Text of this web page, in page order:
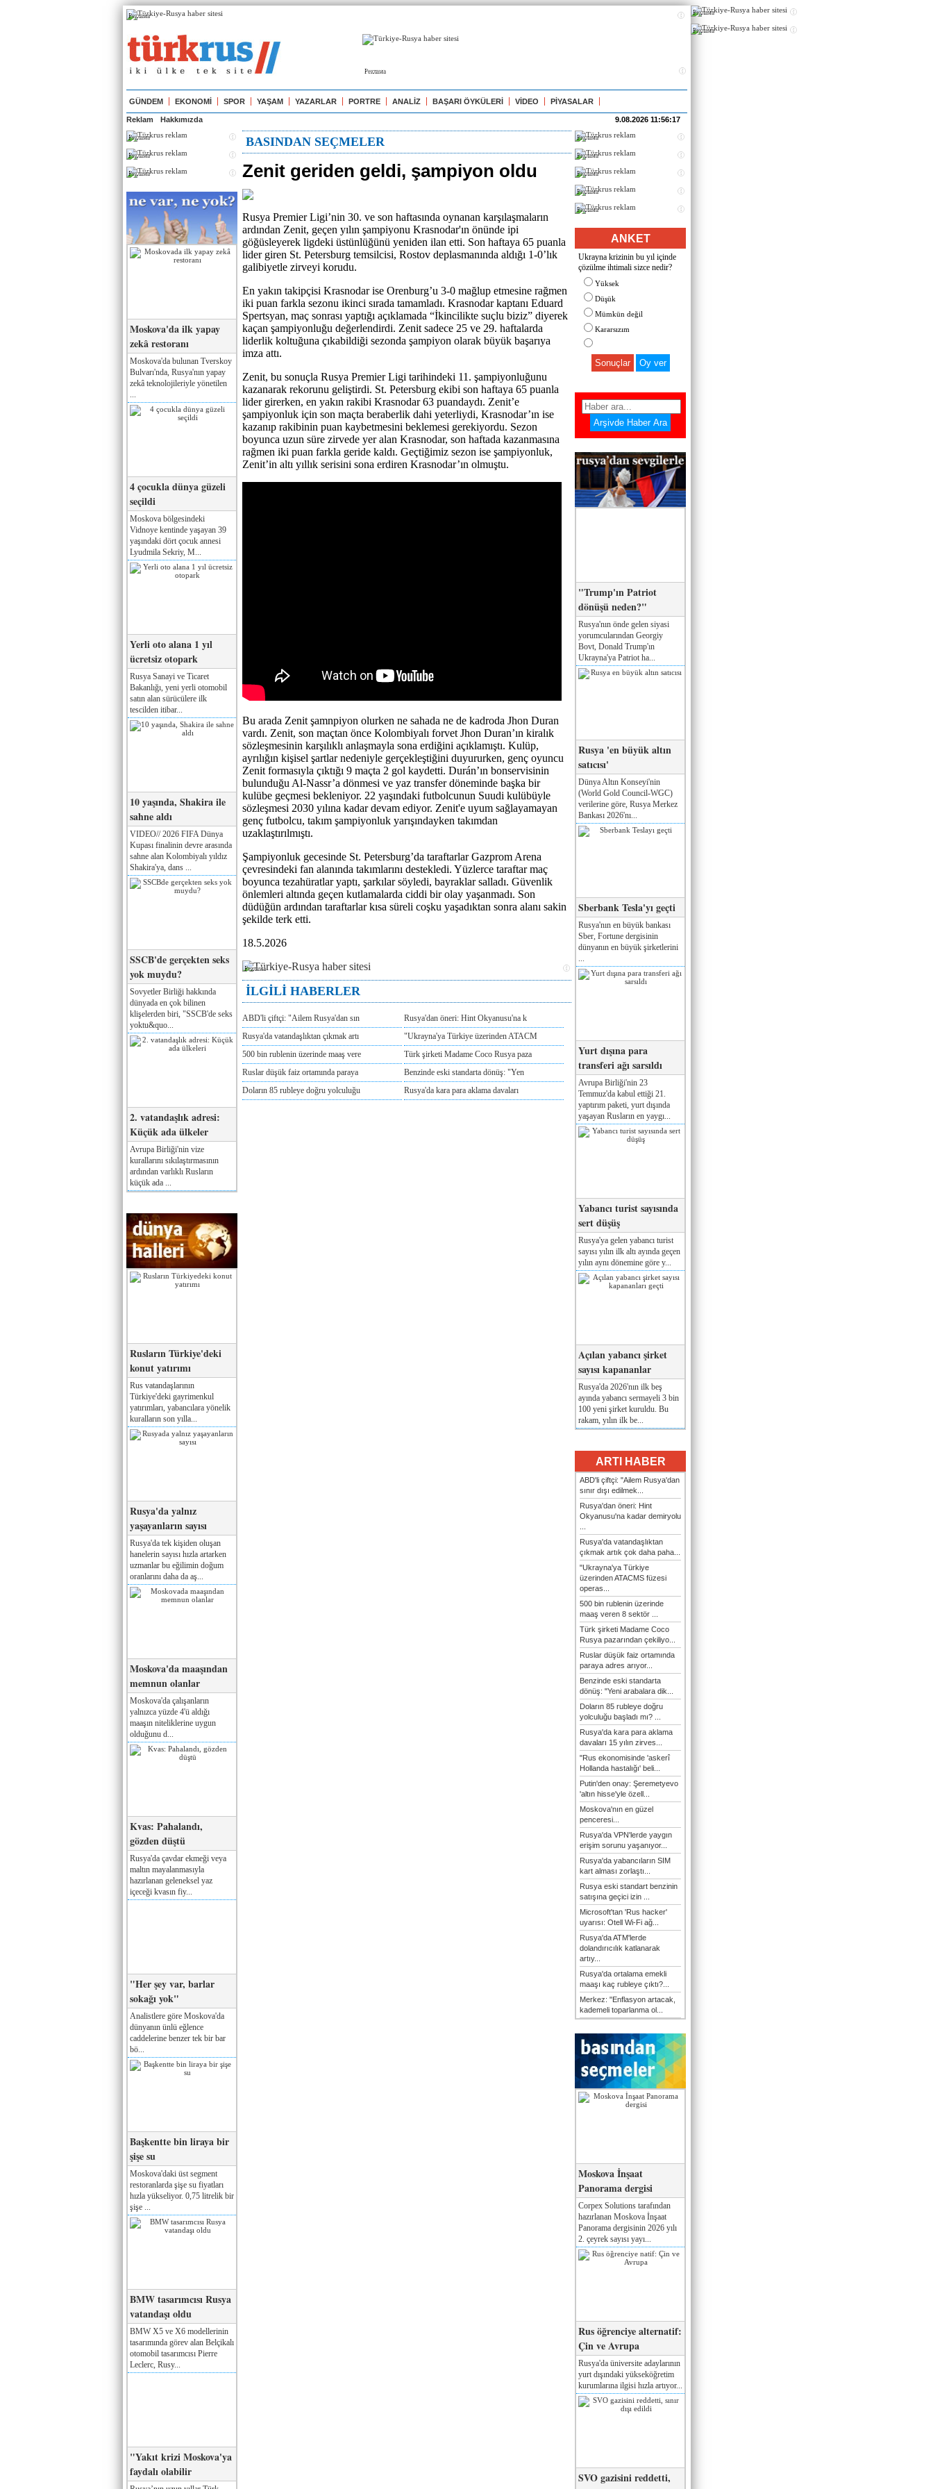
Реклама
Реклама
GÜNDEM EKONOMİ SPOR YAŞAM YAZARLAR PORTRE ANALİZ BAŞARI ÖYKÜLERİ VİDEO PİYASALAR
Reklam Hakkımızda 9.08.2026 11:56:17
Реклама
Реклама
Реклама
Moskova'da ilk yapay
zekâ restoranı
Moskova'da bulunan Tverskoy
Bulvarı'nda, Rusya'nın yapay
zekâ teknolojileriyle yönetilen
4 çocukla dünya güzeli
seçildi
Moskova bölgesindeki
Vidnoye kentinde yaşayan 39
yaşındaki dört çocuk annesi
Lyudmila Sekriy, M...
Yerli oto alana 1 yıl
ücretsiz otopark
Rusya Sanayi ve Ticaret
Bakanlığı, yeni yerli otomobil
satın alan sürücülere ilk
tescilden itibar...
10 yaşında, Shakira ile
sahne aldı
VIDEO// 2026 FIFA Dünya
Kupası finalinin devre arasında
sahne alan Kolombiyalı yıldız
Shakira'ya, dans ...
SSCB'de gerçekten seks
yok muydu?
Sovyetler Birliği hakkında
dünyada en çok bilinen
klişelerden biri, "SSCB'de seks
yoktu&quo...
2. vatandaşlık adresi:
Küçük ada ülkeler
Avrupa Birliği'nin vize
kurallarını sıkılaştırmasının
ardından varlıklı Rusların
küçük ada ...
Rusların Türkiye'deki
konut yatırımı
Rus vatandaşlarının
Türkiye'deki gayrimenkul
yatırımları, yabancılara yönelik
kuralların son yılla...
Rusya'da yalnız
yaşayanların sayısı
Rusya'da tek kişiden oluşan
hanelerin sayısı hızla artarken
uzmanlar bu eğilimin doğum
oranlarını daha da aş...
Moskova'da maaşından
memnun olanlar
Moskova'da çalışanların
yalnızca yüzde 4'ü aldığı
maaşın niteliklerine uygun
olduğunu d...
Kvas: Pahalandı,
gözden düştü
Rusya'da çavdar ekmeği veya
maltın mayalanmasıyla
hazırlanan geleneksel yaz
içeceği kvasın fiy...
"Her şey var, barlar
sokağı yok"
Analistlere göre Moskova'da
dünyanın ünlü eğlence
caddelerine benzer tek bir bar
bö...
Başkentte bin liraya bir
şişe su
Moskova'daki üst segment
restoranlarda şişe su fiyatları
hızla yükseliyor. 0,75 litrelik bir
şişe ...
BMW tasarımcısı Rusya
vatandaşı oldu
BMW X5 ve X6 modellerinin
tasarımında görev alan Belçikalı
otomobil tasarımcısı Pierre
Leclerc, Rusy...
"Yakıt krizi Moskova'ya
faydalı olabilir
BASINDAN SEÇMELER
Zenit geriden geldi, şampiyon oldu
Rusya Premier Ligi’nin 30. ve son haftasında oynanan karşılaşmaların
ardından Zenit, geçen yılın şampiyonu Krasnodar'ın önünde ipi
göğüsleyerek ligdeki üstünlüğünü yeniden ilan etti. Son haftaya 65 puanla
lider giren St. Petersburg temsilcisi, Rostov deplasmanında aldığı 1-0’lık
galibiyetle zirveyi korudu.
En yakın takipçisi Krasnodar ise Orenburg’u 3-0 mağlup etmesine rağmen
iki puan farkla sezonu ikinci sırada tamamladı. Krasnodar kaptanı Eduard
Spertsyan, maç sonrası yaptığı açıklamada “İkincilikte suçlu biziz” diyerek
kaçan şampiyonluğu değerlendirdi. Zenit sadece 25 ve 29. haftalarda
liderlik koltuğuna çıkabildiği sezonda şampiyon olarak büyük başarıya
imza attı.
Zenit, bu sonuçla Rusya Premier Ligi tarihindeki 11. şampiyonluğunu
kazanarak rekorunu geliştirdi. St. Petersburg ekibi son haftaya 65 puanla
lider girerken, en yakın rakibi Krasnodar 63 puandaydı. Zenit’e
şampiyonluk için son maçta beraberlik dahi yeterliydi, Krasnodar’ın ise
kazanıp rakibinin puan kaybetmesini beklemesi gerekiyordu. Sezon
boyunca uzun süre zirvede yer alan Krasnodar, son haftada kazanmasına
rağmen iki puan farkla geride kaldı. Geçtiğimiz sezon ise şampiyonluk,
Zenit’in altı yıllık serisini sona erdiren Krasnodar’ın olmuştu.
Bu arada Zenit şamnpiyon olurken ne sahada ne de kadroda Jhon Duran
vardı. Zenit, son maçtan önce Kolombiyalı forvet Jhon Duran’ın kiralık
sözleşmesinin karşılıklı anlaşmayla sona erdiğini açıklamıştı. Kulüp,
ayrılığın kişisel şartlar nedeniyle gerçekleştiğini duyururken, genç oyuncu
Zenit formasıyla çıktığı 9 maçta 2 gol kaydetti. Durán’ın bonservisinin
bulunduğu Al-Nassr’a dönmesi ve yaz transfer döneminde başka bir
kulübe geçmesi bekleniyor. 22 yaşındaki futbolcunun Suudi kulübüyle
sözleşmesi 2030 yılına kadar devam ediyor. Zenit'e uyum sağlayamayan
genç futbolcu, takım şampiyonluk yarışındayken takımdan
uzaklaştırılmıştı.
Şampiyonluk gecesinde St. Petersburg’da taraftarlar Gazprom Arena
çevresindeki fan alanında takımlarını destekledi. Yüzlerce taraftar maç
boyunca tezahüratlar yaptı, şarkılar söyledi, bayraklar salladı. Güvenlik
önlemleri altında geçen kutlamalarda ciddi bir olay yaşanmadı. Son
düdüğün ardından taraftarlar kısa süreli coşku yaşadıktan sonra alanı sakin
şekilde terk etti.
18.5.2026
Реклама
İLGİLİ HABERLER
ABD'li çiftçi: "Ailem Rusya'dan sın
Rusya'dan öneri: Hint Okyanusu'na k
Rusya'da vatandaşlıktan çıkmak artı
"Ukrayna'ya Türkiye üzerinden ATACM
500 bin rublenin üzerinde maaş vere
Türk şirketi Madame Coco Rusya paza
Ruslar düşük faiz ortamında paraya
Benzinde eski standarta dönüş: "Yen
Doların 85 rubleye doğru yolculuğu
Rusya'da kara para aklama davaları
Реклама
Реклама
Реклама
Реклама
Реклама
ANKET
Ukrayna krizinin bu yıl içinde
çözülme ihtimali sizce nedir?
Yüksek
Düşük
Mümkün değil
Kararsızım
Sonuçlar
"Trump'ın Patriot
dönüşü neden?"
Rusya'nın önde gelen siyasi
yorumcularından Georgiy
Bovt, Donald Trump'ın
Ukrayna'ya Patriot ha...
Rusya 'en büyük altın
satıcısı'
Dünya Altın Konseyi'nin
(World Gold Council-WGC)
verilerine göre, Rusya Merkez
Bankası 2026'nı...
Sberbank Tesla'yı geçti
Rusya'nın en büyük bankası
Sber, Fortune dergisinin
dünyanın en büyük şirketlerini
...
Yurt dışına para
transferi ağı sarsıldı
Avrupa Birliği'nin 23
Temmuz'da kabul ettiği 21.
yaptırım paketi, yurt dışında
yaşayan Rusların en yaygı...
Yabancı turist sayısında
sert düşüş
Rusya'ya gelen yabancı turist
sayısı yılın ilk altı ayında geçen
yılın aynı dönemine göre y...
Açılan yabancı şirket
sayısı kapananlar
Rusya'da 2026'nın ilk beş
ayında yabancı sermayeli 3 bin
100 yeni şirket kuruldu. Bu
rakam, yılın ilk be...
ARTI HABER
ABD'li çiftçi: "Ailem Rusya'dan
sınır dışı edilmek...
Rusya'dan öneri: Hint
Okyanusu'na kadar demiryolu
Rusya'da vatandaşlıktan
çıkmak artık çok daha paha...
"Ukrayna'ya Türkiye
üzerinden ATACMS füzesi
operas...
500 bin rublenin üzerinde
maaş veren 8 sektör ...
Türk şirketi Madame Coco
Rusya pazarından çekiliyo...
Ruslar düşük faiz ortamında
paraya adres arıyor...
Benzinde eski standarta
dönüş: "Yeni arabalara dik...
Doların 85 rubleye doğru
yolculuğu başladı mı? ...
Rusya'da kara para aklama
davaları 15 yılın zirves...
"Rus ekonomisinde 'askerî
Hollanda hastalığı' beli...
Putin'den onay: Şeremetyevo
'altın hisse'yle özell...
Moskova'nın en güzel
penceresi...
Rusya'da VPN'lerde yaygın
erişim sorunu yaşanıyor...
Rusya'da yabancıların SIM
kart alması zorlaştı...
Rusya eski standart benzinin
satışına geçici izin ...
Microsoft'tan 'Rus hacker'
uyarısı: Otell Wi-Fi ağ...
Rusya'da ATM'lerde
dolandırıcılık katlanarak
artıy...
Rusya'da ortalama emekli
maaşı kaç rubleye çıktı?...
Merkez: "Enflasyon artacak,
kademeli toparlanma ol...
Moskova İnşaat
Panorama dergisi
Corpex Solutions tarafından
hazırlanan Moskova İnşaat
Panorama dergisinin 2026 yılı
2. çeyrek sayısı yayı...
Rus öğrenciye alternatif:
Çin ve Avrupa
Rusya'da üniversite adaylarının
yurt dışındaki yükseköğretim
kurumlarına ilgisi hızla artıyor...
SVO gazisini reddetti,
Реклама
Реклама